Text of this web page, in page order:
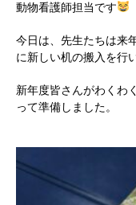
動物看護師担当です
今日は、先生たちは来
に新しい机の搬入を行
新年度皆さんがわくわ
って準備しました。